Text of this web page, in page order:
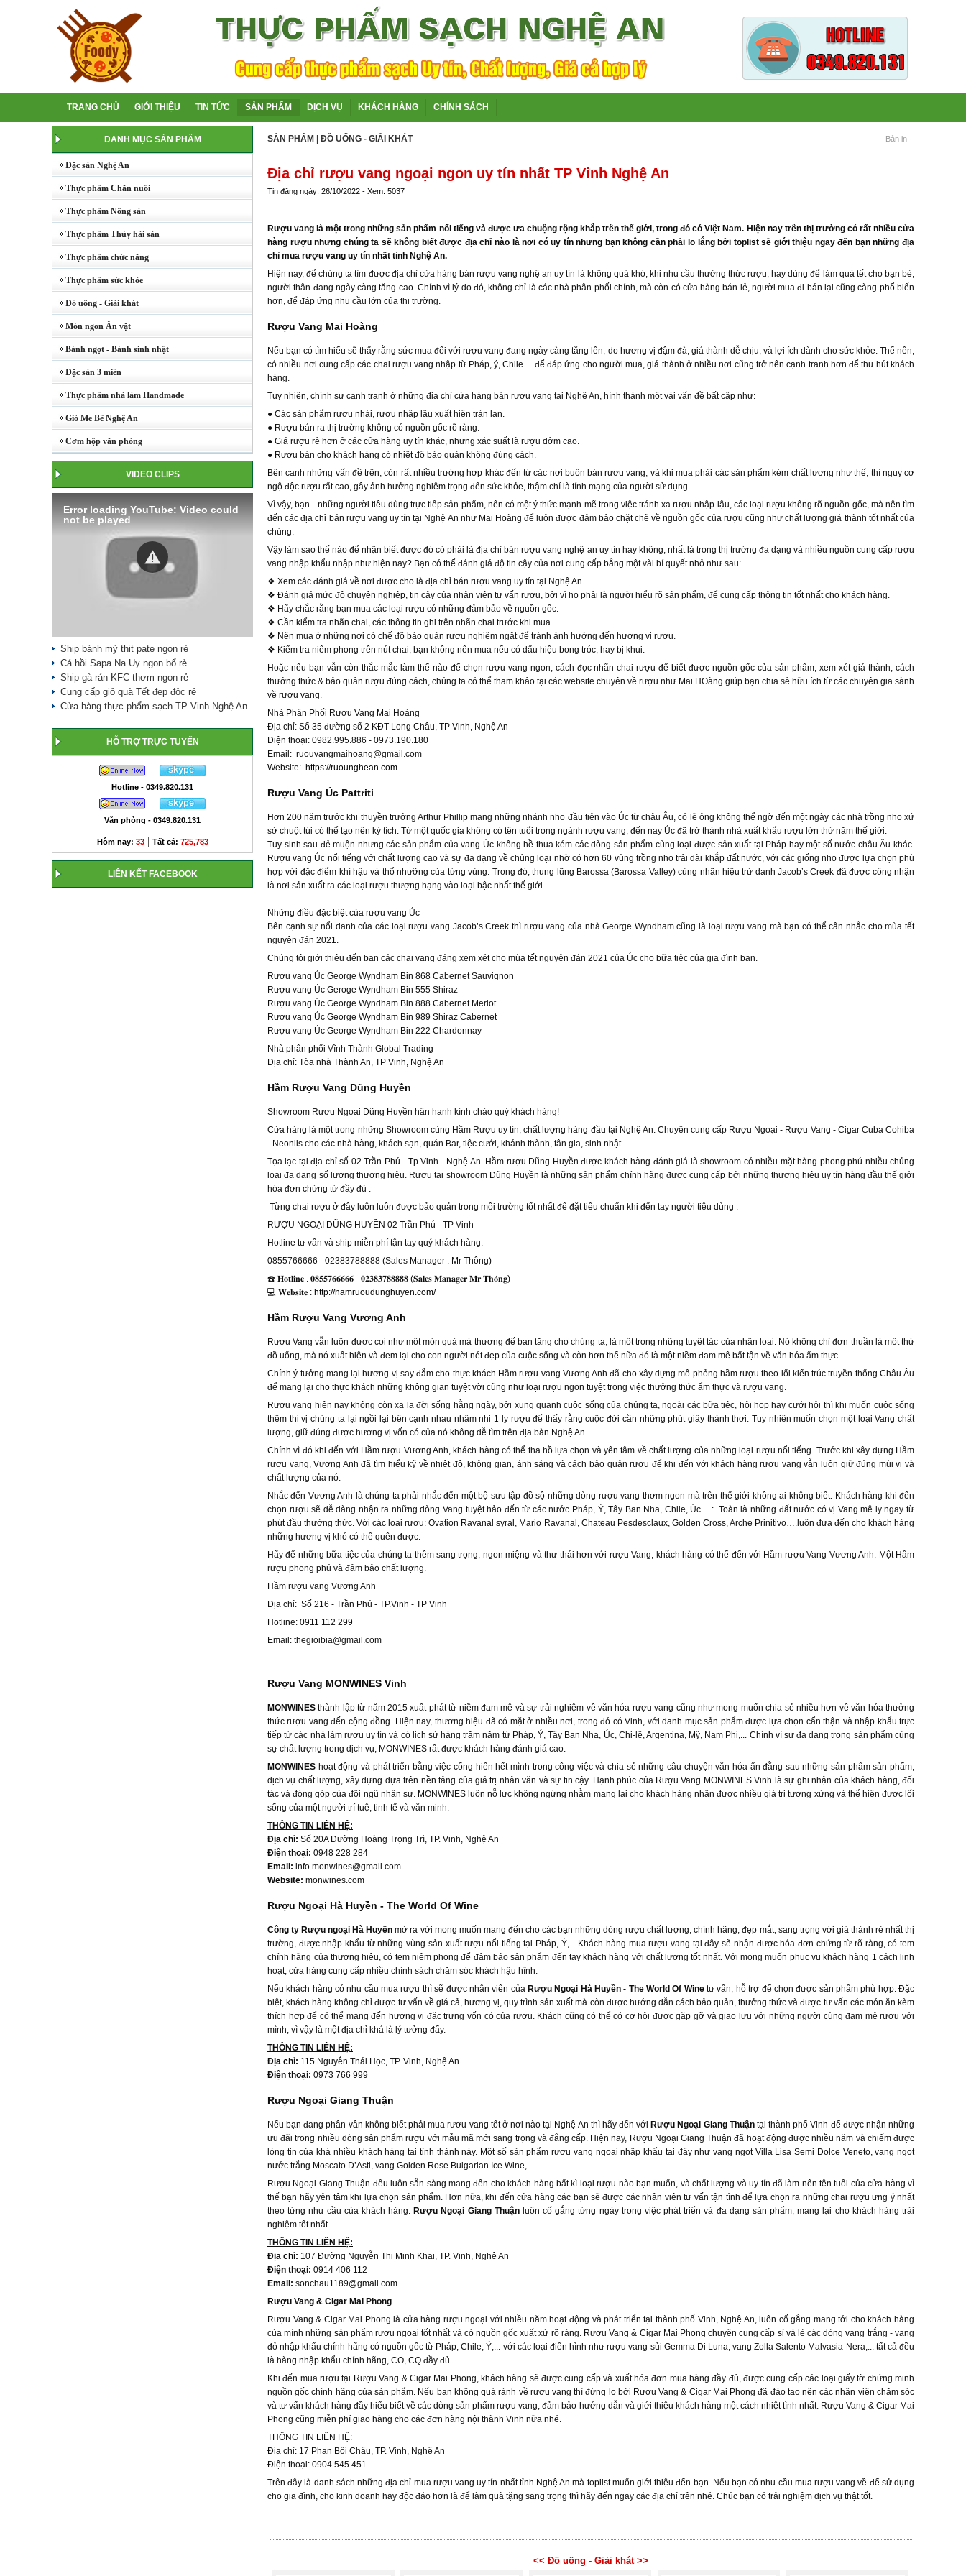
TRANG CHỦ GIỚI THIỆU TIN TỨC SẢN PHẨM DỊCH VỤ KHÁCH HÀNG CHÍNH SÁCH
DANH MỤC SẢN PHẨM
Đặc sản Nghệ An
Thực phẩm Chăn nuôi
Thực phẩm Nông sản
Thực phẩm Thủy hải sản
Thực phẩm chức năng
Thực phẩm sức khỏe
Đồ uống - Giải khát
Món ngon Ăn vặt
Bánh ngọt - Bánh sinh nhật
Đặc sản 3 miền
Thực phẩm nhà làm Handmade
Giò Me Bê Nghệ An
Cơm hộp văn phòng
VIDEO CLIPS
Error loading YouTube: Video could
not be played
Ship bánh mỳ thịt pate ngon rẻ
Cá hồi Sapa Na Uy ngon bổ rẻ
Ship gà rán KFC thơm ngon rẻ
Cung cấp giỏ quà Tết đẹp độc rẻ
Cửa hàng thực phẩm sạch TP Vinh Nghệ An
HỖ TRỢ TRỰC TUYẾN
Hotline - 0349.820.131
Văn phòng - 0349.820.131
Hôm nay: 33| Tất cả: 725,783
LIÊN KẾT FACEBOOK
SẢN PHẨM ĐỒ UỐNG - GIẢI KHÁT Bản in
Địa chỉ rượu vang ngoại ngon uy tín nhất TP Vinh Nghệ An
Tin đăng ngày: 26/10/2022 - Xem: 5037
Rượu vang là một trong những sản phẩm nổi tiếng và được ưa chuộng rộng khắp trên thế giới, trong đó có Việt Nam. Hiện nay trên thị trường có rất nhiều cửa
hàng rượu nhưng chúng ta sẽ không biết được địa chỉ nào là nơi có uy tín nhưng bạn không cần phải lo lắng bởi toplist sẽ giới thiệu ngay đến bạn những địa
chỉ mua rượu vang uy tín nhất tỉnh Nghệ An.
Hiện nay, để chúng ta tìm được địa chỉ cửa hàng bán rượu vang nghệ an uy tín là không quá khó, khi nhu cầu thưởng thức rượu, hay dùng để làm quà tết cho bạn bè,
người thân đang ngày càng tăng cao. Chính vì lý do đó, không chỉ là các nhà phân phối chính, mà còn có cửa hàng bán lẻ, người mua đi bán lại cũng càng phổ biến
hơn, để đáp ứng nhu cầu lớn của thị trường.
Rượu Vang Mai Hoàng
Nếu bạn có tìm hiểu sẽ thấy rằng sức mua đối với rượu vang đang ngày càng tăng lên, do hương vị đậm đà, giá thành dễ chịu, và lợi ích dành cho sức khỏe. Thế nên,
có nhiều nơi cung cấp các chai rượu vang nhập từ Pháp, ý, Chile… để đáp ứng cho người mua, giá thành ở nhiều nơi cũng trở nên cạnh tranh hơn để thu hút khách
hàng.
Tuy nhiên, chính sự cạnh tranh ở những địa chỉ cửa hàng bán rượu vang tại Nghệ An, hình thành một vài vấn đề bất cập như:
● Các sản phẩm rượu nhái, rượu nhập lậu xuất hiện tràn lan.
● Rượu bán ra thị trường không có nguồn gốc rõ ràng.
● Giá rượu rẻ hơn ở các cửa hàng uy tín khác, nhưng xác suất là rượu dởm cao.
● Rượu bán cho khách hàng có nhiệt độ bảo quản không đúng cách.
Bên cạnh những vấn đề trên, còn rất nhiều trường hợp khác đến từ các nơi buôn bán rượu vang, và khi mua phải các sản phẩm kém chất lượng như thế, thì nguy cơ
ngộ độc rượu rất cao, gây ảnh hưởng nghiêm trọng đến sức khỏe, thậm chí là tính mạng của người sử dụng.
Vì vậy, bạn - những người tiêu dùng trực tiếp sản phẩm, nên có một ý thức mạnh mẽ trong việc tránh xa rượu nhập lậu, các loại rượu không rõ nguồn gốc, mà nên tìm
đến các địa chỉ bán rượu vang uy tín tại Nghệ An như Mai Hoàng để luôn được đảm bảo chặt chẽ về nguồn gốc của rượu cũng như chất lượng giá thành tốt nhất của
chúng.
Vậy làm sao thế nào để nhận biết được đó có phải là địa chỉ bán rượu vang nghệ an uy tín hay không, nhất là trong thị trường đa dạng và nhiều nguồn cung cấp rượu
vang nhập khẩu nhập như hiện nay? Bạn có thể đánh giá độ tin cậy của nơi cung cấp bằng một vài bí quyết nhỏ như sau:
❖ Xem các đánh giá về nơi được cho là địa chỉ bán rượu vang uy tín tại Nghệ An
❖ Đánh giá mức độ chuyên nghiệp, tin cậy của nhân viên tư vấn rượu, bởi vì họ phải là người hiểu rõ sản phẩm, để cung cấp thông tin tốt nhất cho khách hàng.
❖ Hãy chắc rằng bạn mua các loại rượu có những đảm bảo về nguồn gốc.
❖ Cần kiểm tra nhãn chai, các thông tin ghi trên nhãn chai trước khi mua.
❖ Nên mua ở những nơi có chế độ bảo quản rượu nghiêm ngặt để tránh ảnh hưởng đến hương vị rượu.
❖ Kiểm tra niêm phong trên nút chai, bạn không nên mua nếu có dấu hiệu bong tróc, hay bị khui.
Hoặc nếu bạn vẫn còn thắc mắc làm thế nào để chọn rượu vang ngon, cách đọc nhãn chai rượu để biết được nguồn gốc của sản phẩm, xem xét giá thành, cách
thưởng thức & bảo quản rượu đúng cách, chúng ta có thể tham khảo tại các website chuyên về rượu như Mai HOàng giúp bạn chia sẻ hữu ích từ các chuyên gia sành
về rượu vang.
Nhà Phân Phối Rượu Vang Mai Hoàng
Địa chỉ: Số 35 đường số 2 KĐT Long Châu, TP Vinh, Nghệ An
Điện thoại: 0982.995.886 - 0973.190.180
Email: ruouvangmaihoang@gmail.com
Website: https://ruounghean.com
Rượu Vang Úc Pattriti
Hơn 200 năm trước khi thuyền trưởng Arthur Phillip mang những nhánh nho đầu tiên vào Úc từ châu Âu, có lẽ ông không thể ngờ đến một ngày các nhà trồng nho xứ
sở chuột túi có thể tạo nên kỳ tích. Từ một quốc gia không có tên tuổi trong ngành rượu vang, đến nay Úc đã trở thành nhà xuất khẩu rượu lớn thứ năm thế giới.
Tuy sinh sau đẻ muộn nhưng các sản phẩm của vang Úc không hề thua kém các dòng sản phẩm cùng loại được sản xuất tại Pháp hay một số nước châu Âu khác.
Rượu vang Úc nổi tiếng với chất lượng cao và sự đa dạng về chủng loại nhờ có hơn 60 vùng trồng nho trải dài khắp đất nước, với các giống nho được lựa chọn phù
hợp với đặc điểm khí hậu và thổ nhưỡng của từng vùng. Trong đó, thung lũng Barossa (Barossa Valley) cùng nhãn hiệu trứ danh Jacob’s Creek đã được công nhận
là nơi sản xuất ra các loại rượu thượng hạng vào loại bậc nhất thế giới.
Những điều đặc biệt của rượu vang Úc
Bên cạnh sự nổi danh của các loại rượu vang Jacob’s Creek thì rượu vang của nhà George Wyndham cũng là loại rượu vang mà bạn có thể cân nhắc cho mùa tết
nguyên đán 2021.
Chúng tôi giới thiệu đến bạn các chai vang đáng xem xét cho mùa tết nguyên đán 2021 của Úc cho bữa tiệc của gia đình bạn.
Rượu vang Úc George Wyndham Bin 868 Cabernet Sauvignon
Rượu vang Úc Geroge Wyndham Bin 555 Shiraz
Rượu vang Úc George Wyndham Bin 888 Cabernet Merlot
Rượu vang Úc George Wyndham Bin 989 Shiraz Cabernet
Rượu vang Úc George Wyndham Bin 222 Chardonnay
Nhà phân phối Vĩnh Thành Global Trading
Địa chỉ: Tòa nhà Thành An, TP Vinh, Nghệ An
Hầm Rượu Vang Dũng Huyền
Showroom Rượu Ngoại Dũng Huyền hân hạnh kính chào quý khách hàng!
Cửa hàng là một trong những Showroom cùng Hầm Rượu uy tín, chất lượng hàng đầu tại Nghệ An. Chuyên cung cấp Rượu Ngoại - Rượu Vang - Cigar Cuba Cohiba
- Neonlis cho các nhà hàng, khách sạn, quán Bar, tiệc cưới, khánh thành, tân gia, sinh nhật....
Tọa lạc tại địa chỉ số 02 Trần Phú - Tp Vinh - Nghệ An. Hầm rượu Dũng Huyền được khách hàng đánh giá là showroom có nhiều mặt hàng phong phú nhiều chủng
loại đa dạng số lượng thương hiệu. Rượu tại showroom Dũng Huyền là những sản phẩm chính hãng được cung cấp bởi những thương hiệu uy tín hàng đầu thế giới
hóa đơn chứng từ đầy đủ .
Từng chai rượu ở đây luôn luôn được bảo quản trong môi trường tốt nhất để đặt tiêu chuẩn khi đến tay người tiêu dùng .
RƯỢU NGOẠI DŨNG HUYỀN 02 Trần Phú - TP Vinh
Hotline tư vấn và ship miễn phí tận tay quý khách hàng:
0855766666 - 02383788888 (Sales Manager : Mr Thông)
☎️ 𝐇𝐨𝐭𝐥𝐢𝐧𝐞 : 𝟎𝟖𝟓𝟓𝟕𝟔𝟔𝟔𝟔𝟔 - 𝟎𝟐𝟑𝟖𝟑𝟕𝟖𝟖𝟖𝟖𝟖 (𝐒𝐚𝐥𝐞𝐬 𝐌𝐚𝐧𝐚𝐠𝐞𝐫 𝐌𝐫 𝐓𝐡𝐨̂𝐧𝐠)
💻 𝐖𝐞𝐛𝐬𝐢𝐭𝐞 : http://hamruoudunghuyen.com/
Hầm Rượu Vang Vương Anh
Rượu Vang vẫn luôn được coi như một món quà mà thượng đế ban tặng cho chúng ta, là một trong những tuyệt tác của nhân loại. Nó không chỉ đơn thuần là một thứ
đồ uống, mà nó xuất hiện và đem lại cho con người nét đẹp của cuộc sống và còn hơn thế nữa đó là một niềm đam mê bất tận về văn hóa ẩm thực.
Chính ý tưởng mang lại hương vị say đắm cho thực khách Hầm rượu vang Vương Anh đã cho xây dựng mô phỏng hầm rượu theo lối kiến trúc truyền thống Châu Âu
để mang lại cho thực khách những không gian tuyệt vời cũng như loại rượu ngon tuyệt trong việc thưởng thức ẩm thực và rượu vang.
Rượu vang hiện nay không còn xa lạ đời sống hằng ngày, bởi xung quanh cuộc sống của chúng ta, ngoài các bữa tiệc, hội họp hay cưới hỏi thì khi muốn cuộc sống
thêm thi vị chúng ta lại ngồi lại bên cạnh nhau nhâm nhi 1 ly rượu để thấy rằng cuộc đời cần những phút giây thảnh thơi. Tuy nhiên muốn chọn một loại Vang chất
lượng, giữ đúng được hương vị vốn có của nó không dễ tìm trên địa bàn Nghệ An.
Chính vì đó khi đến với Hầm rượu Vương Anh, khách hàng có thể tha hồ lựa chọn và yên tâm về chất lượng của những loại rượu nổi tiếng. Trước khi xây dựng Hầm
rượu vang, Vương Anh đã tìm hiểu kỹ về nhiệt độ, không gian, ánh sáng và cách bảo quản rượu để khi đến với khách hàng rượu vang vẫn luôn giữ đúng mùi vị và
chất lượng của nó.
Nhắc đến Vương Anh là chúng ta phải nhắc đến một bộ sưu tập đồ sộ những dòng rượu vang thơm ngon mà trên thế giới không ai không biết. Khách hàng khi đến
chọn rượu sẽ dễ dàng nhận ra những dòng Vang tuyệt hảo đến từ các nước Pháp, Ý, Tây Ban Nha, Chile, Úc….:. Toàn là những đất nước có vị Vang mê ly ngay từ
phút đầu thưởng thức. Với các loại rượu: Ovation Ravanal syral, Mario Ravanal, Chateau Pesdesclaux, Golden Cross, Arche Prinitivo….luôn đưa đến cho khách hàng
những hương vị khó có thể quên được.
Hãy để những bữa tiệc của chúng ta thêm sang trọng, ngon miệng và thư thái hơn với rượu Vang, khách hàng có thể đến với Hầm rượu Vang Vương Anh. Một Hầm
rượu phong phú và đảm bảo chất lượng.
Hầm rượu vang Vương Anh
Địa chỉ: Số 216 - Trần Phú - TP.Vinh - TP Vinh
Hotline: 0911 112 299
Email: thegioibia@gmail.com
Rượu Vang MONWINES Vinh
MONWINES thành lập từ năm 2015 xuất phát từ niềm đam mê và sự trải nghiệm về văn hóa rượu vang cũng như mong muốn chia sẻ nhiều hơn về văn hóa thưởng
thức rượu vang đến cộng đồng. Hiện nay, thương hiệu đã có mặt ở nhiều nơi, trong đó có Vinh, với danh mục sản phẩm được lựa chọn cẩn thận và nhập khẩu trực
tiếp từ các nhà làm rượu uy tín và có lịch sử hàng trăm năm từ Pháp, Ý, Tây Ban Nha, Úc, Chi-lê, Argentina, Mỹ, Nam Phi,... Chính vì sự đa dạng trong sản phẩm cùng
sự chất lượng trong dịch vụ, MONWINES rất được khách hàng đánh giá cao.
MONWINES hoạt động và phát triển bằng việc cống hiến hết mình trong công việc và chia sẻ những câu chuyện văn hóa ẩn đằng sau những sản phẩm sản phẩm,
dịch vụ chất lượng, xây dựng dựa trên nền tảng của giá trị nhân văn và sự tin cậy. Hạnh phúc của Rượu Vang MONWINES Vinh là sự ghi nhận của khách hàng, đối
tác và đóng góp của đội ngũ nhân sự. MONWINES luôn nỗ lực không ngừng nhằm mang lại cho khách hàng nhận được nhiều giá trị tương xứng và thể hiện được lối
sống của một người trí tuệ, tinh tế và văn minh.
THÔNG TIN LIÊN HỆ:
Địa chỉ: Số 20A Đường Hoàng Trọng Trì, TP. Vinh, Nghệ An
Điện thoại: 0948 228 284
Email: info.monwines@gmail.com
Website: monwines.com
Rượu Ngoại Hà Huyền - The World Of Wine
Công ty Rượu ngoại Hà Huyềnmở ra với mong muốn mang đến cho các bạn những dòng rượu chất lượng, chính hãng, đẹp mắt, sang trọng với giá thành rẻ nhất thị
trường, được nhập khẩu từ những vùng sản xuất rượu nổi tiếng tại Pháp, Ý,... Khách hàng mua rượu vang tại đây sẽ nhận được hóa đơn chứng từ rõ ràng, có tem
chính hãng của thương hiệu, có tem niêm phong để đảm bảo sản phẩm đến tay khách hàng với chất lượng tốt nhất. Với mong muốn phục vụ khách hàng 1 cách linh
hoạt, cửa hàng cung cấp nhiều chính sách chăm sóc khách hậu hĩnh.
Nếu khách hàng có nhu cầu mua rượu thì sẽ được nhân viên của Rượu Ngoại Hà Huyền - The World Of Winetư vấn, hỗ trợ để chọn được sản phẩm phù hợp. Đặc
biệt, khách hàng không chỉ được tư vấn về giá cả, hương vị, quy trình sản xuất mà còn được hướng dẫn cách bảo quản, thưởng thức và được tư vấn các món ăn kèm
thích hợp để có thể mang đến hương vị đặc trưng vốn có của rượu. Khách cũng có thể có cơ hội được gặp gỡ và giao lưu với những người cùng đam mê rượu với
mình, vì vậy là một địa chỉ khá là lý tưởng đấy.
THÔNG TIN LIÊN HỆ:
Địa chỉ: 115 Nguyễn Thái Học, TP. Vinh, Nghệ An
Điện thoại: 0973 766 999
Rượu Ngoại Giang Thuận
Nếu bạn đang phân vân không biết phải mua rươu vang tốt ở nơi nào tại Nghệ An thì hãy đến với Rượu Ngoại Giang Thuậntại thành phố Vinh để được nhận những
ưu đãi trong nhiều dòng sản phẩm rượu với mẫu mã mới sang trọng và đẳng cấp. Hiện nay, Rượu Ngoại Giang Thuận đã hoạt động được nhiều năm và chiếm được
lòng tin của khá nhiều khách hàng tại tỉnh thành này. Một số sản phẩm rượu vang ngoại nhập khẩu tại đây như vang ngọt Villa Lisa Semi Dolce Veneto, vang ngọt
nước trắng Moscato D’Asti, vang Golden Rose Bulgarian Ice Wine,...
Rượu Ngoại Giang Thuận đều luôn sẵn sàng mang đến cho khách hàng bất kì loại rượu nào bạn muốn, và chất lượng và uy tín đã làm nên tên tuổi của cửa hàng vì
thế bạn hãy yên tâm khi lựa chọn sản phẩm. Hơn nữa, khi đến cửa hàng các bạn sẽ được các nhân viên tư vấn tận tình để lựa chọn ra những chai rượu ưng ý nhất
theo từng nhu cầu của khách hàng. Rượu Ngoại Giang Thuậnluôn cố gắng từng ngày trong việc phát triển và đa dạng sản phẩm, mang lại cho khách hàng trải
nghiệm tốt nhất.
THÔNG TIN LIÊN HỆ:
Địa chỉ: 107 Đường Nguyễn Thị Minh Khai, TP. Vinh, Nghệ An
Điện thoại: 0914 406 112
Email: sonchau1189@gmail.com
Rượu Vang & Cigar Mai Phong
Rượu Vang & Cigar Mai Phong là cửa hàng rượu ngoại với nhiều năm hoạt động và phát triển tại thành phố Vinh, Nghệ An, luôn cố gắng mang tới cho khách hàng
của mình những sản phẩm rượu ngoại tốt nhất và có nguồn gốc xuất xứ rõ ràng. Rượu Vang & Cigar Mai Phong chuyên cung cấp sỉ và lẻ các dòng vang trắng - vang
đỏ nhập khẩu chính hãng có nguồn gốc từ Pháp, Chile, Ý,... với các loại điển hình như rượu vang sủi Gemma Di Luna, vang Zolla Salento Malvasia Nera,... tất cả đều
là hàng nhập khẩu chính hãng, CO, CQ đầy đủ.
Khi đến mua rượu tại Rượu Vang & Cigar Mai Phong, khách hàng sẽ được cung cấp và xuất hóa đơn mua hàng đầy đủ, được cung cấp các loại giấy tờ chứng minh
nguồn gốc chính hãng của sản phẩm. Nếu bạn không quá rành về rượu vang thì đừng lo bởi Rượu Vang & Cigar Mai Phong đã đào tạo nên các nhân viên chăm sóc
và tư vấn khách hàng đầy hiểu biết về các dòng sản phẩm rượu vang, đảm bảo hướng dẫn và giới thiệu khách hàng một cách nhiệt tình nhất. Rượu Vang & Cigar Mai
Phong cũng miễn phí giao hàng cho các đơn hàng nội thành Vinh nữa nhé.
THÔNG TIN LIÊN HỆ:
Địa chỉ: 17 Phan Bội Châu, TP. Vinh, Nghệ An
Điện thoại: 0904 545 451
Trên đây là danh sách những địa chỉ mua rượu vang uy tín nhất tỉnh Nghệ An mà toplist muốn giới thiệu đến bạn. Nếu bạn có nhu cầu mua rượu vang về để sử dụng
cho gia đình, cho kinh doanh hay độc đáo hơn là để làm quà tặng sang trọng thì hãy đến ngay các địa chỉ trên nhé. Chúc bạn có trải nghiệm dịch vụ thật tốt.
<< Đồ uống - Giải khát >>